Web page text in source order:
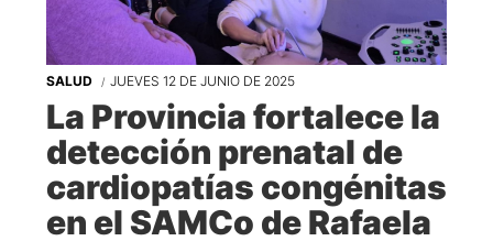
SALUD JUEVES 12 DE JUNIO DE 2025
La Provincia fortalece la
detección prenatal de
cardiopatías congénitas
en el SAMCo de Rafaela